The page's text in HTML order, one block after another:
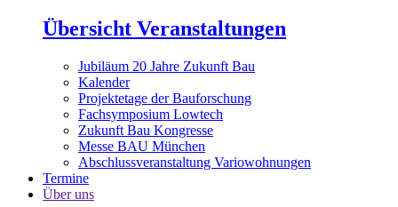
Übersicht Veranstaltungen
Jubiläum 20 Jahre Zukunft Bau
Kalender
Projektetage der Bauforschung
Fachsymposium Lowtech
Zukunft Bau Kongresse
Messe BAU München
Abschlussveranstaltung Variowohnungen
Termine
Über uns